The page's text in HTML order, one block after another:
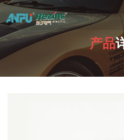
产品
TOYOTA MOTOR